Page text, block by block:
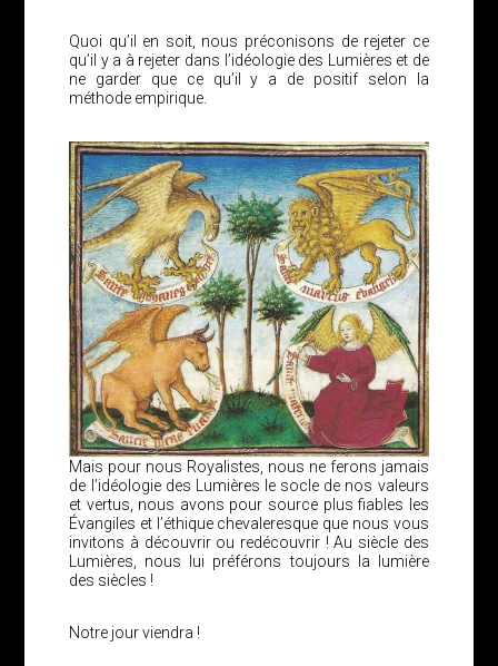
Quoi qu’il en soit, nous préconisons de rejeter ce
qu’il y a à rejeter dans l’idéologie des Lumières et de
ne garder que ce qu’il y a de positif selon la
méthode empirique.
Mais pour nous Royalistes, nous ne ferons jamais
de l’idéologie des Lumières le socle de nos valeurs
et vertus, nous avons pour source plus fiables les
Évangiles et l’éthique chevaleresque que nous vous
invitons à découvrir ou redécouvrir ! Au siècle des
Lumières, nous lui préférons toujours la lumière
des siècles !
Notre jour viendra !